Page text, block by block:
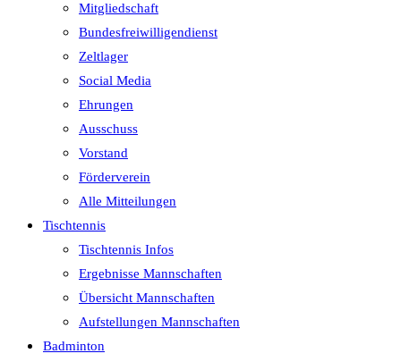
Mitgliedschaft
Bundesfreiwilligendienst
Zeltlager
Social Media
Ehrungen
Ausschuss
Vorstand
Förderverein
Alle Mitteilungen
Tischtennis
Tischtennis Infos
Ergebnisse Mannschaften
Übersicht Mannschaften
Aufstellungen Mannschaften
Badminton